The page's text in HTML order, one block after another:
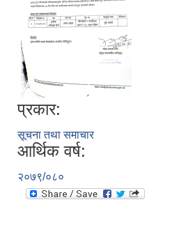
प्रकार:
सूचना तथा समाचार
आर्थिक वर्ष:
२०७९/०८०